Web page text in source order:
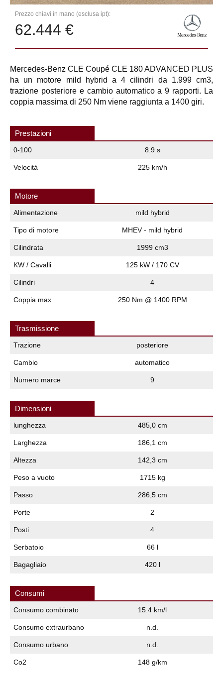
Prezzo chiavi in mano (esclusa ipt):
62.444 €
Mercedes-Benz CLE Coupé CLE 180 ADVANCED PLUS
ha un motore mild hybrid a 4 cilindri da 1.999 cm3,
trazione posteriore e cambio automatico a 9 rapporti. La
coppia massima di 250 Nm viene raggiunta a 1400 giri.
Prestazioni
0-100 8.9 s
Velocità 225 km/h
Motore
Alimentazione mild hybrid
Tipo di motore MHEV - mild hybrid
Cilindrata 1999 cm3
KW / Cavalli 125 kW / 170 CV
Cilindri 4
Coppia max 250 Nm @ 1400 RPM
Trasmissione
Trazione posteriore
Cambio automatico
Numero marce 9
Dimensioni
lunghezza 485,0 cm
Larghezza 186,1 cm
Altezza 142,3 cm
Peso a vuoto 1715 kg
Passo 286,5 cm
Porte 2
Posti 4
Serbatoio 66 l
Bagagliaio 420 l
Consumi
Consumo combinato 15.4 km/l
Consumo extraurbano n.d.
Consumo urbano n.d.
Co2 148 g/km